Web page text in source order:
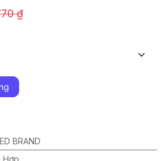
₫
BRAND
Hợp